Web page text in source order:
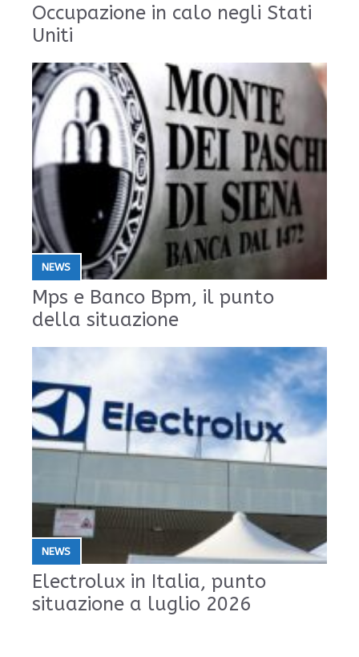
Occupazione in calo negli Stati
Uniti
NEWS
Mps e Banco Bpm, il punto
della situazione
NEWS
Electrolux in Italia, punto
situazione a luglio 2026